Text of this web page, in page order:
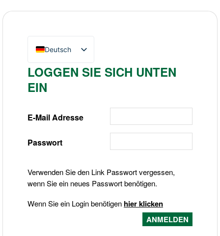
Deutsch
English (UK)
Nederlands
LOGGEN SIE SICH UNTEN
EIN
E-Mail Adresse
Passwort
Verwenden Sie den Link Passwort vergessen,
wenn Sie ein neues Passwort benötigen.
Wenn Sie ein Login benötigen hier klicken